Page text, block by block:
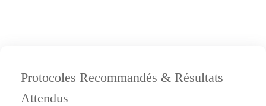
Protocoles Recommandés & Résultats
Attendus